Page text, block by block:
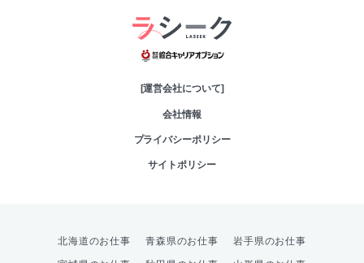
[運営会社について]
会社情報
プライバシーポリシー
サイトポリシー
北海道のお仕事 青森県のお仕事 岩手県のお仕事